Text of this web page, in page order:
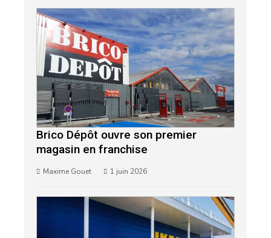
Brico Dépôt ouvre son premier
magasin en franchise
Maxime Gouet 1 juin 2026